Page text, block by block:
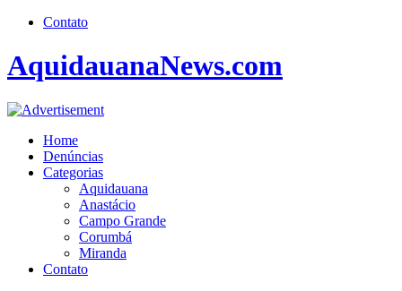
Contato
AquidauanaNews.com
Home
Denúncias
Categorias
Aquidauana
Anastácio
Campo Grande
Corumbá
Miranda
Contato